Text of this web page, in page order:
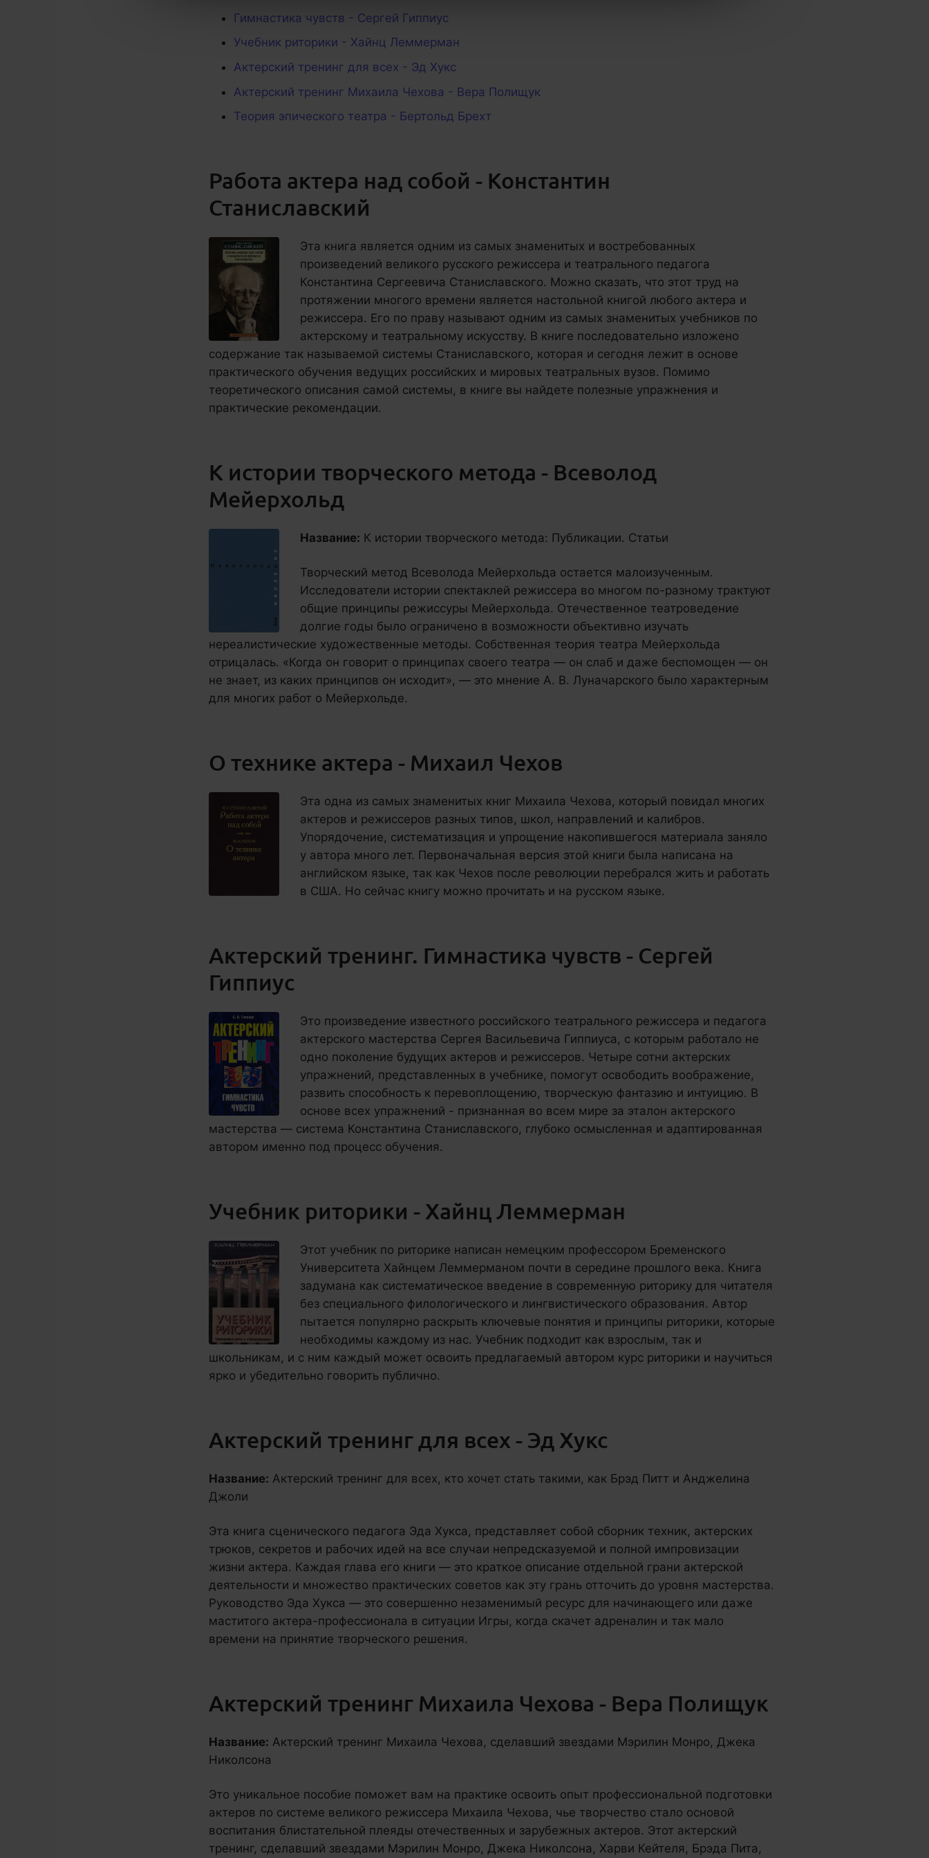
Гимнастика чувств - Сергей Гиппиус
Учебник риторики - Хайнц Леммерман
Актерский тренинг для всех - Эд Хукс
Актерский тренинг Михаила Чехова - Вера Полищук
Теория эпического театра - Бертольд Брехт
Работа актера над собой - Константин
Станиславский
Эта книга является одним из самых знаменитых и востребованных
произведений великого русского режиссера и театрального педагога
Константина Сергеевича Станиславского. Можно сказать, что этот труд на
протяжении многого времени является настольной книгой любого актера и
режиссера. Его по праву называют одним из самых знаменитых учебников по
актерскому и театральному искусству. В книге последовательно изложено
содержание так называемой системы Станиславского, которая и сегодня лежит в основе
практического обучения ведущих российских и мировых театральных вузов. Помимо
теоретического описания самой системы, в книге вы найдете полезные упражнения и
практические рекомендации.
К истории творческого метода - Всеволод
Мейерхольд
Название: К истории творческого метода: Публикации. Статьи
Творческий метод Всеволода Мейерхольда остается малоизученным.
Исследователи истории спектаклей режиссера во многом по-разному трактуют
общие принципы режиссуры Мейерхольда. Отечественное театроведение
долгие годы было ограничено в возможности объективно изучать
нереалистические художественные методы. Собственная теория театра Мейерхольда
отрицалась. «Когда он говорит о принципах своего театра — он слаб и даже беспомощен — он
не знает, из каких принципов он исходит», — это мнение А. В. Луначарского было характерным
для многих работ о Мейерхольде.
О технике актера - Михаил Чехов
Эта одна из самых знаменитых книг Михаила Чехова, который повидал многих
актеров и режиссеров разных типов, школ, направлений и калибров.
Упорядочение, систематизация и упрощение накопившегося материала заняло
у автора много лет. Первоначальная версия этой книги была написана на
английском языке, так как Чехов после революции перебрался жить и работать
в США. Но сейчас книгу можно прочитать и на русском языке.
Актерский тренинг. Гимнастика чувств - Сергей
Гиппиус
Это произведение известного российского театрального режиссера и педагога
актерского мастерства Сергея Васильевича Гиппиуса, с которым работало не
одно поколение будущих актеров и режиссеров. Четыре сотни актерских
упражнений, представленных в учебнике, помогут освободить воображение,
развить способность к перевоплощению, творческую фантазию и интуицию. В
основе всех упражнений - признанная во всем мире за эталон актерского
мастерства — система Константина Станиславского, глубоко осмысленная и адаптированная
автором именно под процесс обучения.
Учебник риторики - Хайнц Леммерман
Этот учебник по риторике написан немецким профессором Бременского
Университета Хайнцем Леммерманом почти в середине прошлого века. Книга
задумана как систематическое введение в современную риторику для читателя
без специального филологического и лингвистического образования. Автор
пытается популярно раскрыть ключевые понятия и принципы риторики, которые
необходимы каждому из нас. Учебник подходит как взрослым, так и
школьникам, и с ним каждый может освоить предлагаемый автором курс риторики и научиться
ярко и убедительно говорить публично.
Актерский тренинг для всех - Эд Хукс
Название: Актерский тренинг для всех, кто хочет стать такими, как Брэд Питт и Анджелина
Джоли
Эта книга сценического педагога Эда Хукса, представляет собой сборник техник, актерских
трюков, секретов и рабочих идей на все случаи непредсказуемой и полной импровизации
жизни актера. Каждая глава его книги — это краткое описание отдельной грани актерской
деятельности и множество практических советов как эту грань отточить до уровня мастерства.
Руководство Эда Хукса — это совершенно незаменимый ресурс для начинающего или даже
маститого актера-профессионала в ситуации Игры, когда скачет адреналин и так мало
времени на принятие творческого решения.
Актерский тренинг Михаила Чехова - Вера Полищук
Название: Актерский тренинг Михаила Чехова, сделавший звездами Мэрилин Монро, Джека
Николсона
Это уникальное пособие поможет вам на практике освоить опыт профессиональной подготовки
актеров по системе великого режиссера Михаила Чехова, чье творчество стало основой
воспитания блистательной плеяды отечественных и зарубежных актеров. Этот актерский
тренинг, сделавший звездами Мэрилин Монро, Джека Николсона, Харви Кейтеля, Брэда Пита,